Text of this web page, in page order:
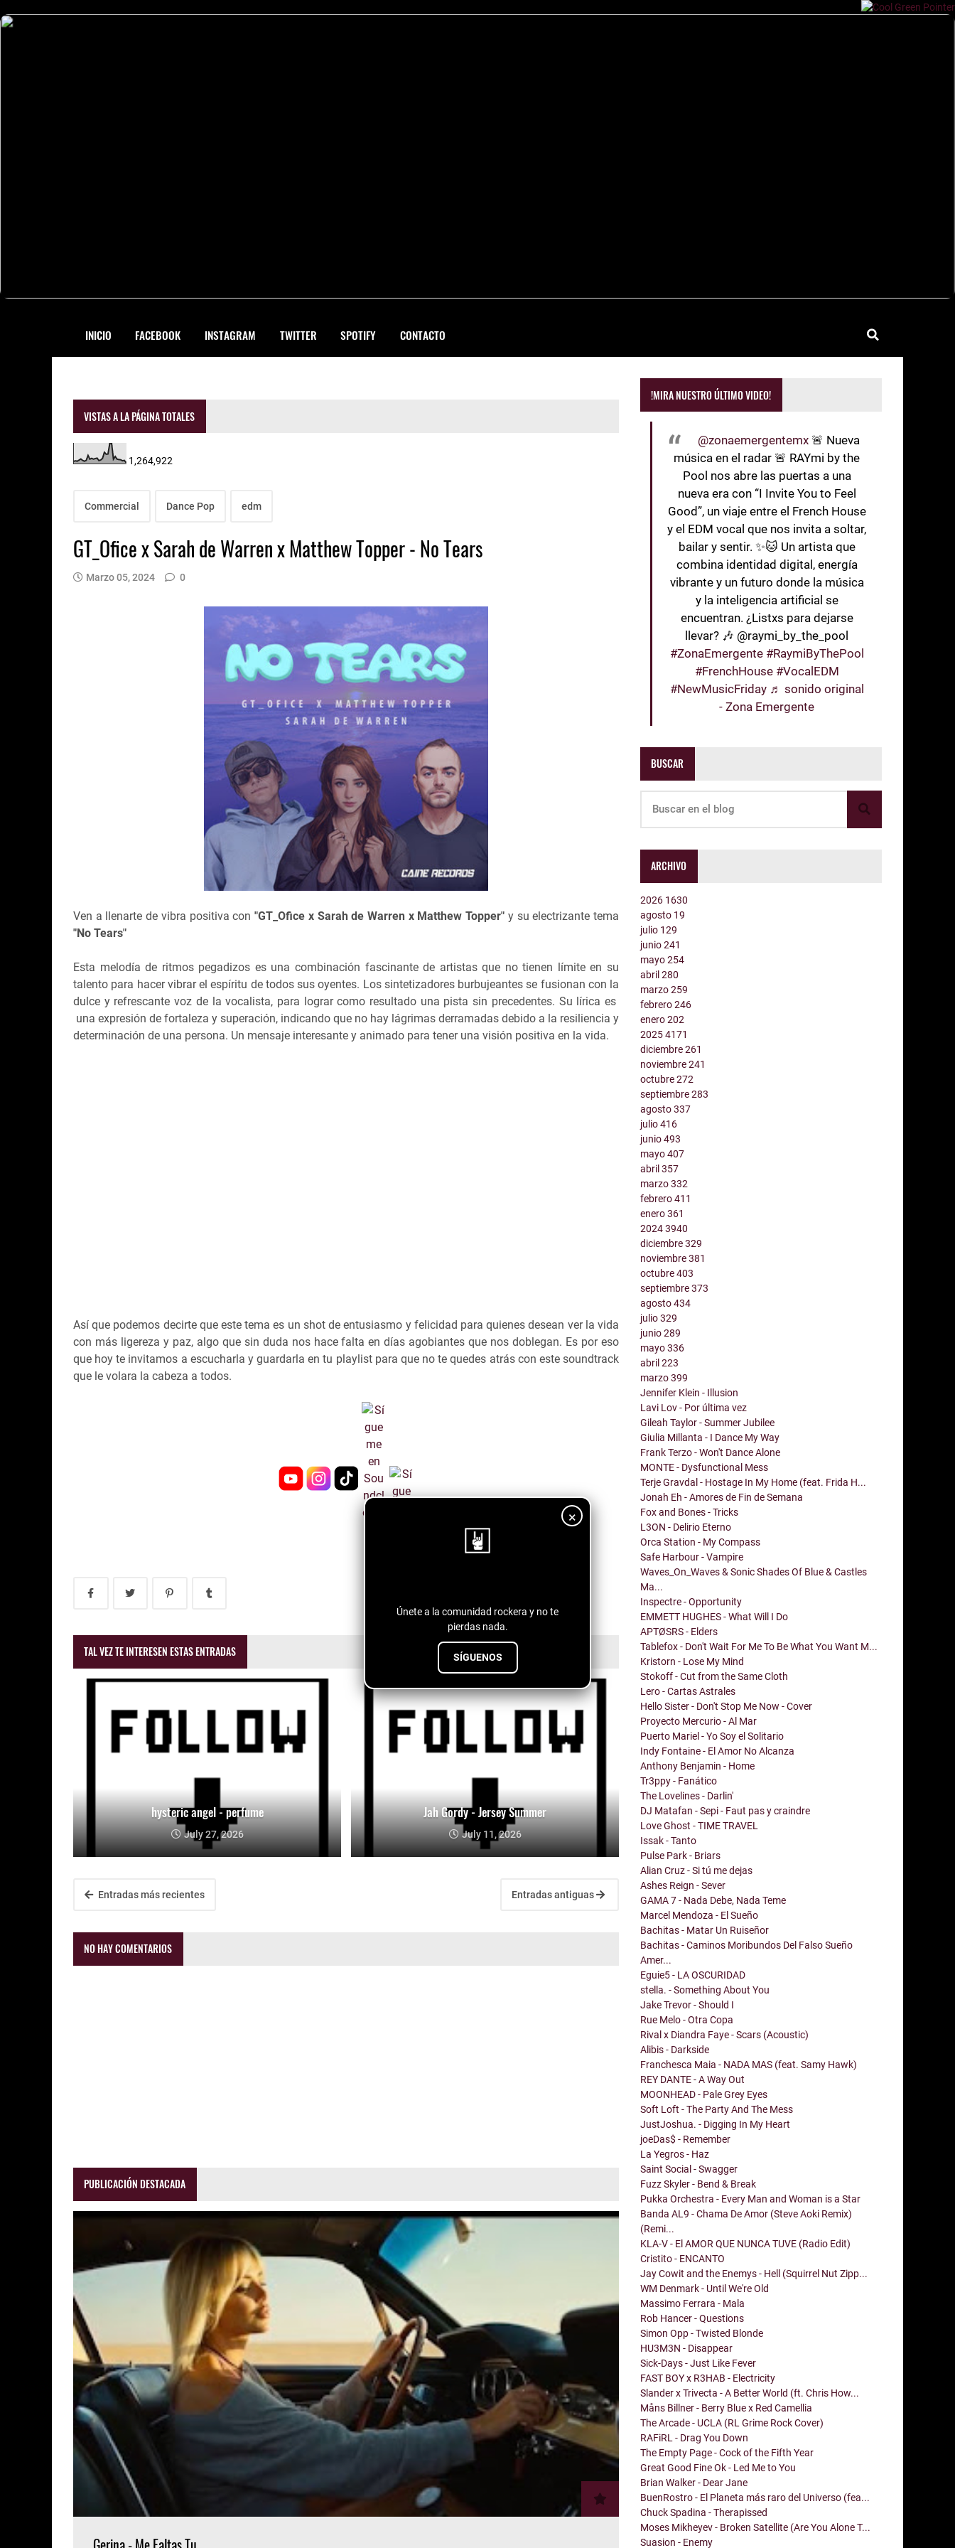
INICIO FACEBOOK INSTAGRAM TWITTER SPOTIFY CONTACTO
×
Únete a la comunidad rockera y no te
pierdas nada.
SÍGUENOS
VISTAS A LA PÁGINA TOTALES
1,264,922
Commercial Dance Pop edm
GT_Ofice x Sarah de Warren x Matthew Topper - No Tears
Marzo 05, 2024 0
Ven a llenarte de vibra positiva con "GT_Ofice x Sarah de Warren x Matthew Topper" y su electrizante tema
"No Tears"
Esta melodía de ritmos pegadizos es una combinación fascinante de artistas que no tienen límite en su
talento para hacer vibrar el espíritu de todos sus oyentes. Los sintetizadores burbujeantes se fusionan con la
dulce y refrescante voz de la vocalista, para lograr como resultado una pista sin precedentes. Su lírica es
una expresión de fortaleza y superación, indicando que no hay lágrimas derramadas debido a la resiliencia y
determinación de una persona. Un mensaje interesante y animado para tener una visión positiva en la vida.
Así que podemos decirte que este tema es un shot de entusiasmo y felicidad para quienes desean ver la vida
con más ligereza y paz, algo que sin duda nos hace falta en días agobiantes que nos doblegan. Es por eso
que hoy te invitamos a escucharla y guardarla en tu playlist para que no te quedes atrás con este soundtrack
que le volara la cabeza a todos.
TAL VEZ TE INTERESEN ESTAS ENTRADAS
hysteric angel - perfume
July 27, 2026
Jah Gordy - Jersey Summer
July 11, 2026
Entradas más recientes Entradas antiguas
NO HAY COMENTARIOS
PUBLICACIÓN DESTACADA
!MIRA NUESTRO ÚLTIMO VIDEO!
@zonaemergentemx 🚨 Nueva
música en el radar 🚨 RAYmi by the
Pool nos abre las puertas a una
nueva era con “I Invite You to Feel
Good”, un viaje entre el French House
y el EDM vocal que nos invita a soltar,
bailar y sentir. ✨🐱 Un artista que
combina identidad digital, energía
vibrante y un futuro donde la música
y la inteligencia artificial se
encuentran. ¿Listxs para dejarse
llevar? 🎶 @raymi_by_the_pool
#ZonaEmergente #RaymiByThePool
#FrenchHouse #VocalEDM
#NewMusicFriday ♬ sonido original
- Zona Emergente
BUSCAR
ARCHIVO
2026 1630
agosto 19
julio 129
junio241
mayo254
abril280
marzo259
febrero246
enero202
20254171
diciembre261
noviembre241
octubre272
septiembre283
agosto337
julio416
junio493
mayo407
abril357
marzo332
febrero411
enero361
20243940
diciembre329
noviembre381
octubre403
septiembre373
agosto434
julio329
junio289
mayo336
abril223
marzo399
Jennifer Klein - Illusion
Lavi Lov - Por última vez
Gileah Taylor - Summer Jubilee
Giulia Millanta - I Dance My Way
Frank Terzo - Won't Dance Alone
MONTE - Dysfunctional Mess
Terje Gravdal - Hostage In My Home (feat. Frida H...
Jonah Eh - Amores de Fin de Semana
Fox and Bones - Tricks
L3ON - Delirio Eterno
Orca Station - My Compass
Safe Harbour - Vampire
Waves_On_Waves & Sonic Shades Of Blue & Castles
Ma...
Inspectre - Opportunity
EMMETT HUGHES - What Will I Do
APTØSRS - Elders
Tablefox - Don't Wait For Me To Be What You Want M...
Kristorn - Lose My Mind
Stokoff - Cut from the Same Cloth
Lero - Cartas Astrales
Hello Sister - Don't Stop Me Now - Cover
Proyecto Mercurio - Al Mar
Puerto Mariel - Yo Soy el Solitario
Indy Fontaine - El Amor No Alcanza
Anthony Benjamin - Home
Tr3ppy - Fanático
The Lovelines - Darlin'
DJ Matafan - Sepi - Faut pas y craindre
Love Ghost - TIME TRAVEL
Issak - Tanto
Pulse Park - Briars
Alian Cruz - Si tú me dejas
Ashes Reign - Sever
GAMA 7 - Nada Debe, Nada Teme
Marcel Mendoza - El Sueño
Bachitas - Matar Un Ruiseñor
Bachitas - Caminos Moribundos Del Falso Sueño
Amer...
Eguie5 - LA OSCURIDAD
stella. - Something About You
Jake Trevor - Should I
Rue Melo - Otra Copa
Rival x Diandra Faye - Scars (Acoustic)
Alibis - Darkside
Franchesca Maia - NADA MAS (feat. Samy Hawk)
REY DANTE - A Way Out
MOONHEAD - Pale Grey Eyes
Soft Loft - The Party And The Mess
JustJoshua. - Digging In My Heart
joeDas$ - Remember
La Yegros - Haz
Saint Social - Swagger
Fuzz Skyler - Bend & Break
Pukka Orchestra - Every Man and Woman is a Star
Banda AL9 - Chama De Amor (Steve Aoki Remix)
(Remi...
KLA-V - El AMOR QUE NUNCA TUVE (Radio Edit)
Cristito - ENCANTO
Jay Cowit and the Enemys - Hell (Squirrel Nut Zipp...
WM Denmark - Until We're Old
Massimo Ferrara - Mala
Rob Hancer - Questions
Simon Opp - Twisted Blonde
HU3M3N - Disappear
Sick-Days - Just Like Fever
FAST BOY x R3HAB - Electricity
Slander x Trivecta - A Better World (ft. Chris How...
Måns Billner - Berry Blue x Red Camellia
The Arcade - UCLA (RL Grime Rock Cover)
RAFiRL - Drag You Down
The Empty Page - Cock of the Fifth Year
Great Good Fine Ok - Led Me to You
Brian Walker - Dear Jane
BuenRostro - El Planeta más raro del Universo (fea...
Chuck Spadina - Therapissed
Moses Mikheyev - Broken Satellite (Are You Alone T...
Suasion - Enemy